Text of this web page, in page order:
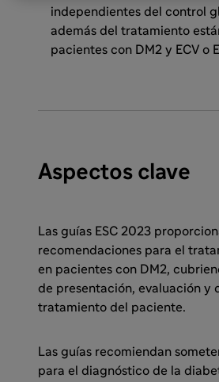
independientes del control
además del tratamiento
pacientes con DM2 y ECV o
Aspectos clave
Las guías ESC 2023
recomendaciones para el
en pacientes con DM2,
de presentación, evaluación y
tratamiento del paciente.
Las guías recomiendan
para el diagnóstico de la